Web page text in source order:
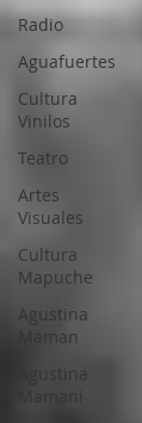
Radio
Aguafuertes
Cultura
Vinilos
Teatro
Artes
Visuales
Cultura
Mapuche
Agustina
Maman
Agustina